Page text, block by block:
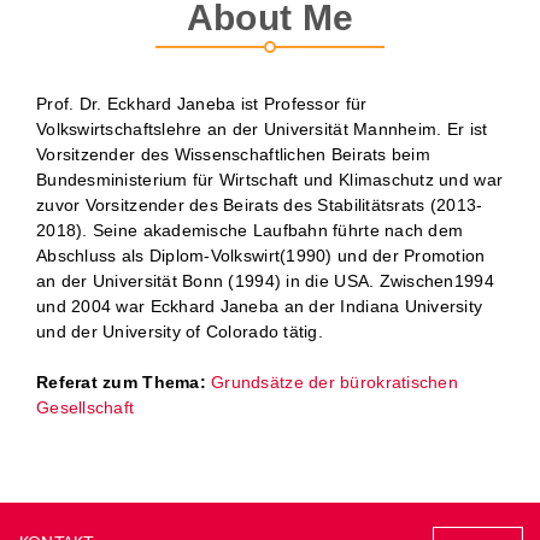
About Me
Prof. Dr. Eckhard Janeba ist Professor für
Volkswirtschaftslehre an der Universität Mannheim. Er ist
Vorsitzender des Wissenschaftlichen Beirats beim
Bundesministerium für Wirtschaft und Klimaschutz und war
zuvor Vorsitzender des Beirats des Stabilitätsrats (2013-
2018). Seine akademische Laufbahn führte nach dem
Abschluss als Diplom-Volkswirt(1990) und der Promotion
an der Universität Bonn (1994) in die USA. Zwischen1994
und 2004 war Eckhard Janeba an der Indiana University
und der University of Colorado tätig.
Referat zum Thema:Grundsätze der bürokratischen
Gesellschaft